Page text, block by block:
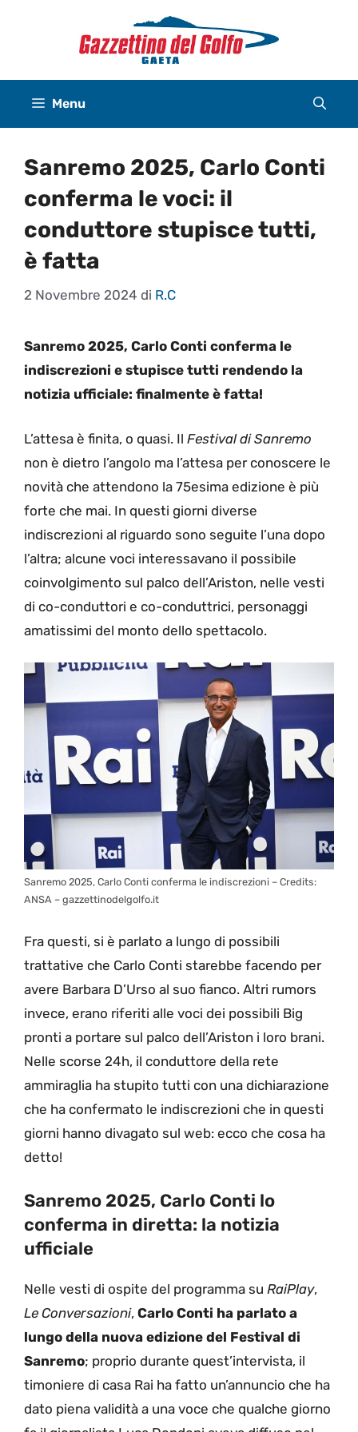
Menu
Sanremo 2025, Carlo Conti
conferma le voci: il
conduttore stupisce tutti,
è fatta
2 Novembre 2024 di R.C
Sanremo 2025, Carlo Conti conferma le
indiscrezioni e stupisce tutti rendendo la
notizia ufficiale: finalmente è fatta!
L’attesa è finita, o quasi. Il Festival di Sanremo
non è dietro l’angolo ma l’attesa per conoscere le
novità che attendono la 75esima edizione è più
forte che mai. In questi giorni diverse
indiscrezioni al riguardo sono seguite l’una dopo
l’altra; alcune voci interessavano il possibile
coinvolgimento sul palco dell’Ariston, nelle vesti
di co-conduttori e co-conduttrici, personaggi
amatissimi del monto dello spettacolo.
Sanremo 2025, Carlo Conti conferma le indiscrezioni – Credits:
ANSA – gazzettinodelgolfo.it
Fra questi, si è parlato a lungo di possibili
trattative che Carlo Conti starebbe facendo per
avere Barbara D’Urso al suo fianco. Altri rumors
invece, erano riferiti alle voci dei possibili Big
pronti a portare sul palco dell’Ariston i loro brani.
Nelle scorse 24h, il conduttore della rete
ammiraglia ha stupito tutti con una dichiarazione
che ha confermato le indiscrezioni che in questi
giorni hanno divagato sul web: ecco che cosa ha
detto!
Sanremo 2025, Carlo Conti lo
conferma in diretta: la notizia
ufficiale
Nelle vesti di ospite del programma su RaiPlay,
Le Conversazioni, Carlo Conti ha parlato a
lungo della nuova edizione del Festival di
Sanremo; proprio durante quest’intervista, il
timoniere di casa Rai ha fatto un’annuncio che ha
dato piena validità a una voce che qualche giorno